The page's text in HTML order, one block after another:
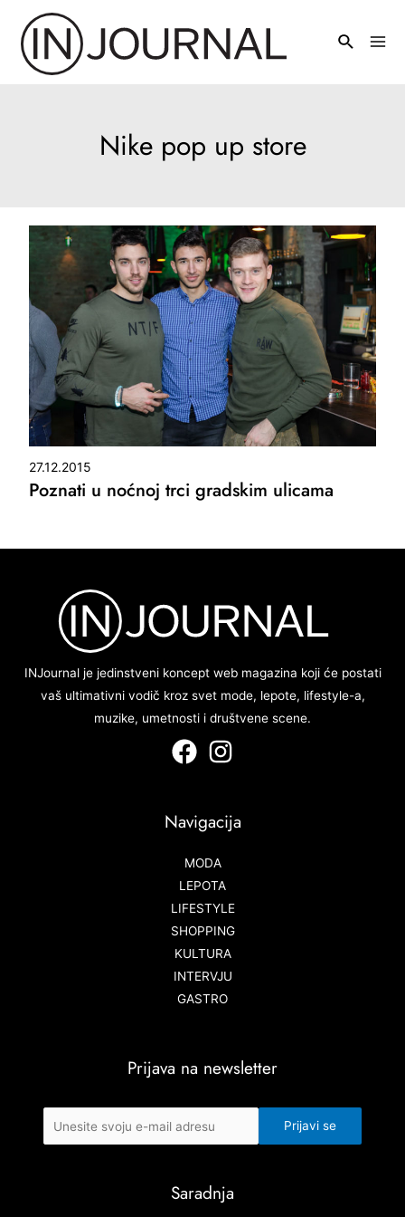
sadržaj
Nike pop up store
27.12.2015
Poznati u noćnoj trci gradskim ulicama
INJournal je jedinstveni koncept web magazina koji će postati
vaš ultimativni vodič kroz svet mode, lepote, lifestyle-a,
muzike, umetnosti i društvene scene.
Navigacija
MODA
LEPOTA
LIFESTYLE
SHOPPING
KULTURA
INTERVJU
GASTRO
Prijava na newsletter
Saradnja